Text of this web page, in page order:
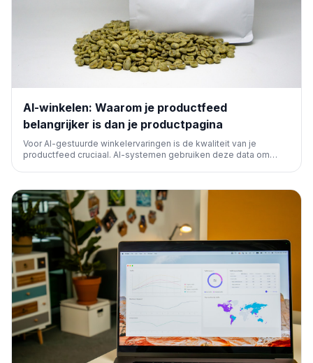
AI-winkelen: Waarom je productfeed
belangrijker is dan je productpagina
Voor AI-gestuurde winkelervaringen is de kwaliteit van je
productfeed cruciaal. AI-systemen gebruiken deze data om